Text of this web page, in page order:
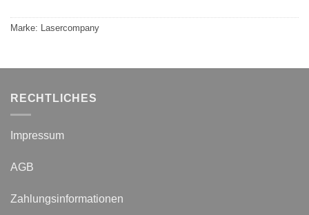
Marke: Lasercompany
RECHTLICHES
Impressum
AGB
Zahlungsinformationen